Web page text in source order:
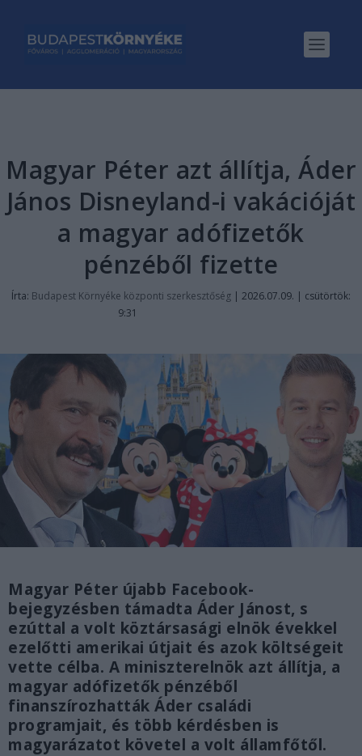
Magyar Péter azt állítja, Áder
János Disneyland-i vakációját
a magyar adófizetők
pénzéből fizette
Írta: Budapest Környéke központi szerkesztőség | 2026.07.09. | csütörtök:
9:31
Magyar Péter újabb Facebook-
bejegyzésben támadta Áder Jánost, s
ezúttal a volt köztársasági elnök évekkel
ezelőtti amerikai útjait és azok költségeit
vette célba. A miniszterelnök azt állítja, a
magyar adófizetők pénzéből
finanszírozhatták Áder családi
programjait, és több kérdésben is
magyarázatot követel a volt államfőtől.